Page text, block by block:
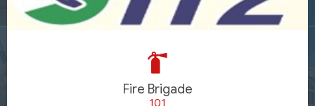
Fire Brigade
101